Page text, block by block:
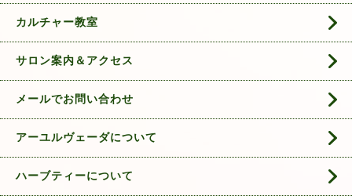
カルチャー教室
サロン案内＆アクセス
メールでお問い合わせ
アーユルヴェーダについて
ハーブティーについて